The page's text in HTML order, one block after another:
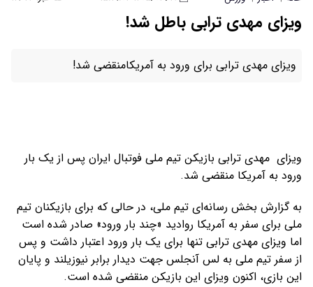
ویزای مهدی ترابی باطل شد!
ویزای مهدی ترابی برای ورود به آمریکامنقضی شد!
ویزای مهدی ترابی بازیکن تیم ملی فوتبال ایران پس از یک بار
ورود به آمریکا منقضی شد.
به گزارش بخش رسانه‌ای تیم ملی، در حالی که برای بازیکنان تیم
ملی برای سفر به آمریکا روادید «چند بار ورود» صادر شده است
اما ویزای مهدی ترابی تنها برای یک بار ورود اعتبار داشت و پس
از سفر تیم ملی به لس آنجلس جهت دیدار برابر نیوزیلند و پایان
این بازی، اکنون ویزای این بازیکن منقضی شده است.